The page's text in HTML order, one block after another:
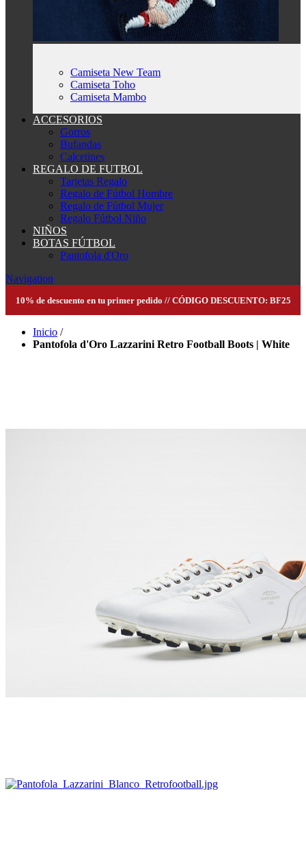
Camiseta New Team
Camiseta Toho
Camiseta Mambo
ACCESORIOS
Gorros
Bufandas
Calcetines
REGALO DE FUTBOL
Tarjetas Regalo
Regalo de Fútbol Hombre
Regalo de Fútbol Mujer
Regalo Fútbol Niño
NIÑOS
BOTAS FÚTBOL
Pantofola d'Oro
Navigation
10% de descuento en tu primer pedido // CÓDIGO DESCUENTO: BF25
Inicio /
Pantofola d'Oro Lazzarini Retro Football Boots | White